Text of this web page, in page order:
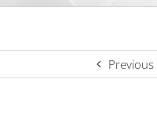
Previous